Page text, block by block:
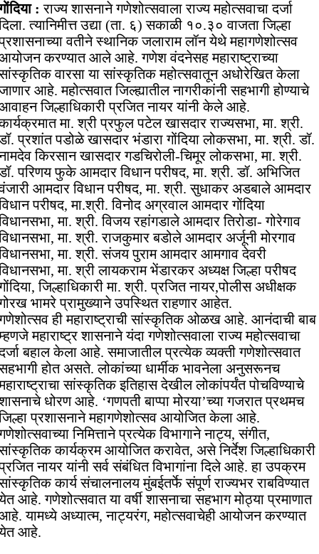
: राज्य शासनाने गणेशोत्सवाला राज्य महोत्सवाचा दर्जा
त्यानिमीत्त उद्या (ता. ६) सकाळी १०.३० वाजता जिल्हा
वतीने स्थानिक जलाराम लॉन येथे महागणेशोत्सव
करण्यात आले आहे.‌ गणेश वंदनेसह महाराष्ट्राच्या
वारसा या सांस्कृतिक महोत्सवातून अधोरेखित केला
आहे. महोत्सवात जिल्ह्यातील नागरीकांनी सहभागी होण्याचे
जिल्हाधिकारी प्रजित नायर यांनी केले आहे.
मा. श्री प्रफुल पटेल खासदार राज्यसभा, मा. श्री.
प्रशांत पडोळे खासदार भंडारा गोंदिया लोकसभा, मा. श्री. डॉ.
किरसान खासदार गडचिरोली-चिमूर लोकसभा, मा. श्री.
परिणय फुके आमदार विधान परीषद, मा. श्री. डॉ. अभिजित
आमदार विधान परीषद, मा. श्री. सुधाकर अडबाले आमदार
परीषद, मा.श्री. विनोद अग्रवाल आमदार गोंदिया
मा. श्री. विजय रहांगडाले आमदार तिरोडा- गोरेगाव
मा. श्री. राजकुमार बडोले आमदार अर्जूनी मोरगाव
मा. श्री. संजय पुराम आमदार आमगाव देवरी
मा. श्री लायकराम भेंडारकर अध्यक्ष जिल्हा परीषद
जिल्हाधिकारी मा. श्री. प्रजित नायर,पोलीस अधीक्षक
भामरे प्रामुख्याने उपस्थित राहणार आहेत.
ही महाराष्ट्राची सांस्कृतिक ओळख आहे. आनंदाची बाब
महाराष्ट्र शासनाने यंदा गणेशोत्सवाला राज्य महोत्सवाचा
बहाल केला आहे. समाजातील प्रत्येक व्यक्ती गणेशोत्सवात
होत असते. लोकांच्या धार्मीक भावनेला अनुसरूनच
सांस्कृतिक इतिहास देखील लोकांपर्यंत पोचविण्याचे
धोरण आहे. ‘गणपती बाप्पा मोरया’च्या गजरात प्रथमच
प्रशासनाने महागणेशोत्सव आयोजित केला आहे.
निमित्ताने प्रत्येक विभागाने नाट्य, संगीत,
कार्यक्रम आयोजित करावेत, असे निर्देश जिल्हाधिकारी
नायर यांनी सर्व संबंधित विभागांना दिले आहे. हा उपक्रम
कार्य संचालनालय मुंबईतर्फे संपूर्ण राज्यभर राबविण्यात
आहे. गणेशोत्सवात या वर्षी शासनाचा सहभाग मोठ्या प्रमाणात
यामध्ये अध्यात्म, नाट्यरंग, महोत्सवाचेही आयोजन करण्यात
आहे.